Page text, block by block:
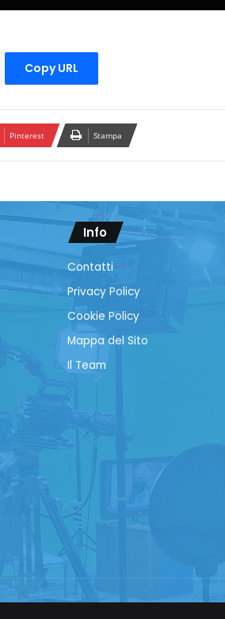
Copy URL
Pinterest Stampa
Info
Contatti
Privacy Policy
Cookie Policy
Mappa del Sito
Il Team